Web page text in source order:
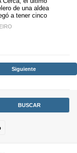
de una aldea
a tener cinco
Siguiente